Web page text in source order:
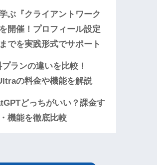
ぶ『クライアントワーク
開催！プロフィール設定
でを実践形式でサポート
ランの違いを比較！
の料金や機能を解説
どっちがいい？課金す
機能を徹底比較